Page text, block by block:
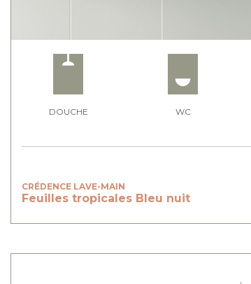
DOUCHE WC
CRÉDENCE LAVE-MAIN
Feuilles tropicales Bleu nuit